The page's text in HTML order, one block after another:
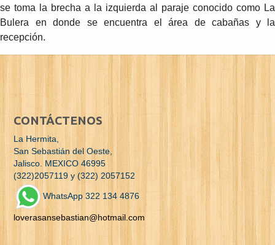
se toma la brecha a la izquierda al paraje conocido como La
Bulera en donde se encuentra el área de cabañas y la
recepción.
CONTÁCTENOS
La Hermita,
San Sebastián del Oeste,
Jalisco. MEXICO 46995
(322)2057119 y (322) 2057152
WhatsApp 322 134 4876
loverasansebastian@hotmail.com